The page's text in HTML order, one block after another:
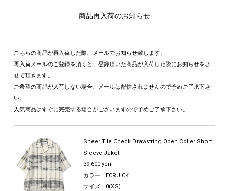
商品再入荷のお知らせ
こちらの商品が再入荷した際、メールでお知らせ致します。
再入荷メールのご登録を頂くと、登録頂いた商品が入荷した際にお知らせをさ
せて頂きます。
ご希望の商品が入荷しない場合、メールは配信されませんので予めご了承下さ
い。
人気商品はすぐに完売する場合がございますので予めご了承下さい。
Sheer Tile Check Drawstring Open Coller Short
Sleeve Jaket
39,600 yen
カラー：ECRU CK
サイズ：0(XS)